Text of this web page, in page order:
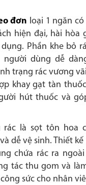
đơn loại 1 ngăn
hiện đại, hài hòa
Phần khe bỏ
dùng dễ
trạng rác vương
khay gạt tàn
hút thuốc và
rác là sọt tôn hoa
dễ vệ sinh. Thiết
chứa rác ra
tác thu gom và
sức cho nhân